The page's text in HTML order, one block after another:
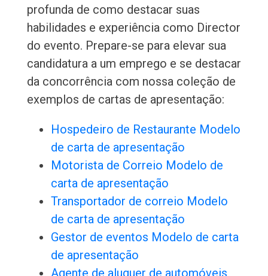
profunda de como destacar suas
habilidades e experiência como Director
do evento. Prepare-se para elevar sua
candidatura a um emprego e se destacar
da concorrência com nossa coleção de
exemplos de cartas de apresentação:
Hospedeiro de Restaurante Modelo
de carta de apresentação
Motorista de Correio Modelo de
carta de apresentação
Transportador de correio Modelo
de carta de apresentação
Gestor de eventos Modelo de carta
de apresentação
Agente de aluguer de automóveis